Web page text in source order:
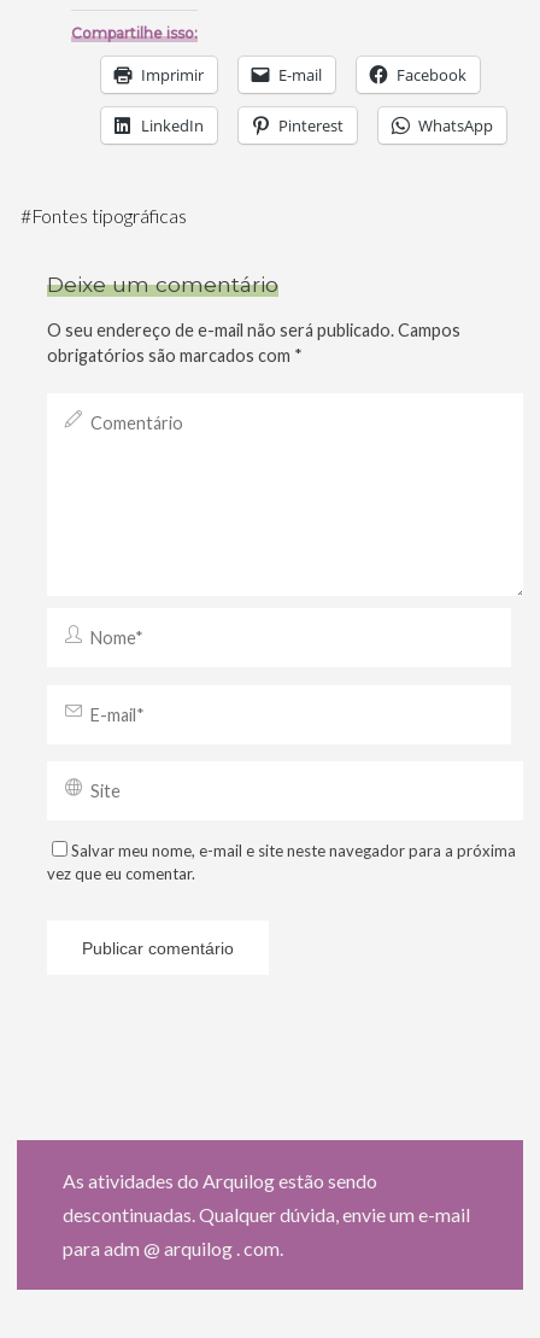
Compartilhe isso:
Imprimir E-mail Facebook
LinkedIn Pinterest WhatsApp
#Fontes tipográficas
Deixe um comentário
O seu endereço de e-mail não será publicado.Campos
obrigatórios são marcados com *
Salvar meu nome, e-mail e site neste navegador para a próxima
vez que eu comentar.
As atividades do Arquilog estão sendo
descontinuadas. Qualquer dúvida, envie um e-mail
para adm @ arquilog . com.